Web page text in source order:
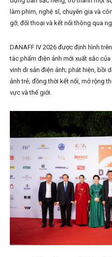
làm phim, nghệ sĩ, chuyên gia và
gỡ, đối thoại và kết nối thông qua
DANAFF IV 2026 được định hình
tác phẩm điện ảnh mới xuất sắc
vinh di sản điện ảnh; phát hiện, bồi
ảnh trẻ; đồng thời kết nối, mở rộng
vực và thế giới.